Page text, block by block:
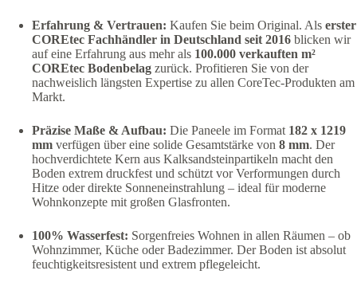
Erfahrung & Vertrauen: Kaufen Sie beim Original. Als erster
COREtec Fachhändler in Deutschland seit 2016 blicken wir
auf eine Erfahrung aus mehr als 100.000 verkauften m²
COREtec Bodenbelag zurück. Profitieren Sie von der
nachweislich längsten Expertise zu allen CoreTec-Produkten am
Markt.
Präzise Maße & Aufbau: Die Paneele im Format 182 x 1219
mm verfügen über eine solide Gesamtstärke von 8 mm. Der
hochverdichtete Kern aus Kalksandsteinpartikeln macht den
Boden extrem druckfest und schützt vor Verformungen durch
Hitze oder direkte Sonneneinstrahlung – ideal für moderne
Wohnkonzepte mit großen Glasfronten.
100% Wasserfest: Sorgenfreies Wohnen in allen Räumen – ob
Wohnzimmer, Küche oder Badezimmer. Der Boden ist absolut
feuchtigkeitsresistent und extrem pflegeleicht.